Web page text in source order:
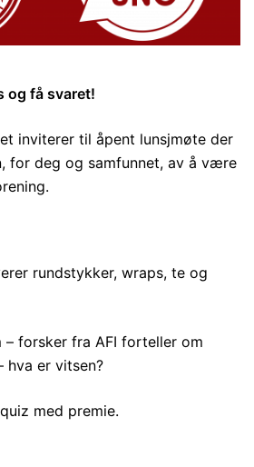
og få svaret!
inviterer til åpent lunsjmøte der
for deg og samfunnet, av å være
rundstykker, wraps, te og
– forsker fra AFI forteller om
hva er vitsen?
med premie.